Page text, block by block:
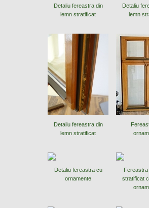
Detaliu fereastra din
lemn stratificat
Detaliu
lemn
Detaliu fereastra din
lemn stratificat
Detaliu fereastra cu
ornamente
Fereastra
stratificat